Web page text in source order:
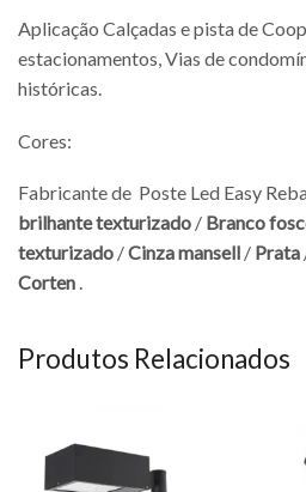
Aplicação Calçadas e pista de
estacionamentos, Vias de
históricas.
Cores:
Fabricante de Poste Led Easy
brilhante texturizado / Branco
texturizado /Cinza mansell / Prata
Corten .
Produtos Relacionados